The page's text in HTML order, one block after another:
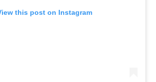
this post on Instagram